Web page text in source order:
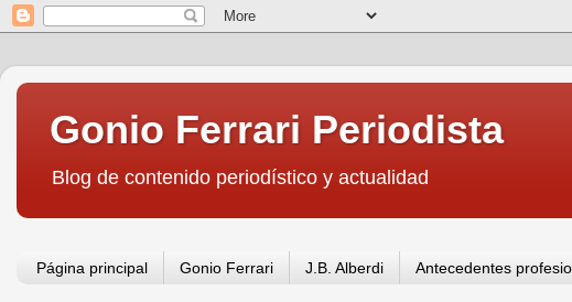
Gonio Ferrari Periodista
Blog de contenido periodístico y actualidad
Página principal Gonio Ferrari J.B. Alberdi Antecedentes